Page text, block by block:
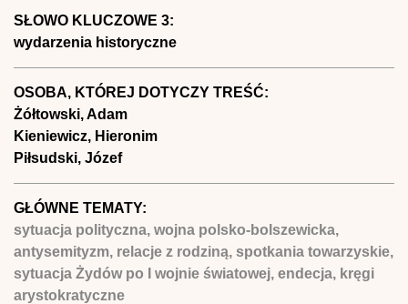
SŁOWO KLUCZOWE 3:
wydarzenia historyczne
OSOBA, KTÓREJ DOTYCZY TREŚĆ:
Żółtowski, Adam
Kieniewicz, Hieronim
Piłsudski, Józef
GŁÓWNE TEMATY:
sytuacja polityczna, wojna polsko-bolszewicka,
antysemityzm, relacje z rodziną, spotkania towarzyskie,
sytuacja Żydów po I wojnie światowej, endecja, kręgi
arystokratyczne